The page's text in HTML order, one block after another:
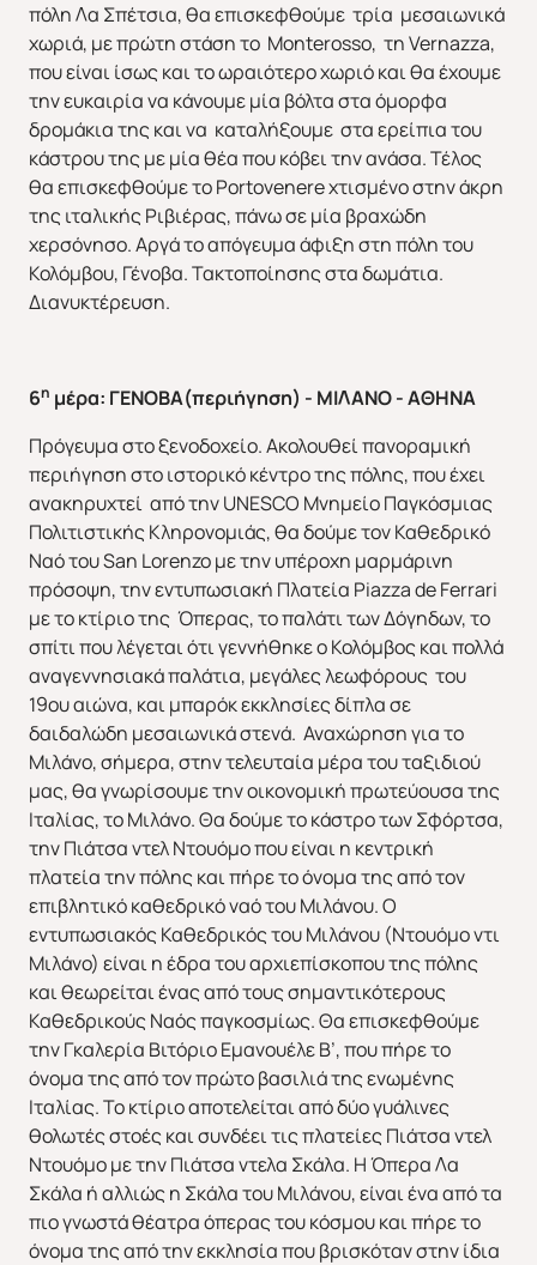
ΕΥΡΩΠΗ ΑΜΕΡΙΚΗ
πόλη Λα Σπέτσια, θα επισκεφθούμε τρία μεσαιωνικά
χωριά, με πρώτη στάση το Monterosso, τη Vernazza,
που είναι ίσως και το ωραιότερο χωριό και θα έχουμε
την ευκαιρία να κάνουμε μία βόλτα στα όμορφα
δρομάκια της και να καταλήξουμε στα ερείπια του
κάστρου της με μία θέα που κόβει την ανάσα. Τέλος
θα επισκεφθούμε το Portovenere χτισμένο στην άκρη
της ιταλικής Ριβιέρας, πάνω σε μία βραχώδη
χερσόνησο. Αργά το απόγευμα άφιξη στη πόλη του
Κολόμβου, Γένοβα. Τακτοποίησης στα δωμάτια.
Διανυκτέρευση.
6η μέρα: ΓΕΝΟΒΑ(περιήγηση) - ΜΙΛΑΝΟ - ΑΘΗΝΑ
Πρόγευμα στο ξενοδοχείο. Ακολουθεί πανοραμική
περιήγηση στο ιστορικό κέντρο της πόλης, που έχει
ανακηρυχτεί από την UNESCO Μνημείο Παγκόσμιας
Πολιτιστικής Κληρονομιάς, θα δούμε τον Καθεδρικό
Ναό του San Lorenzo με την υπέροχη μαρμάρινη
πρόσοψη, την εντυπωσιακή Πλατεία Ρiazza de Ferrari
με το κτίριο της Όπερας, το παλάτι των Δόγηδων, το
σπίτι που λέγεται ότι γεννήθηκε ο Κολόμβος και πολλά
αναγεννησιακά παλάτια, μεγάλες λεωφόρους του
19ου αιώνα, και μπαρόκ εκκλησίες δίπλα σε
δαιδαλώδη μεσαιωνικά στενά. Αναχώρηση για το
Μιλάνο, σήμερα, στην τελευταία μέρα του ταξιδιού
μας, θα γνωρίσουμε την οικονομική πρωτεύουσα της
Ιταλίας, το Μιλάνο. Θα δούμε το κάστρο των Σφόρτσα,
την Πιάτσα ντελ Ντουόμο που είναι η κεντρική
πλατεία την πόλης και πήρε το όνομα της από τον
επιβλητικό καθεδρικό ναό του Μιλάνου. Ο
εντυπωσιακός Καθεδρικός του Μιλάνου (Ντουόμο ντι
Μιλάνο) είναι η έδρα του αρχιεπίσκοπου της πόλης
και θεωρείται ένας από τους σημαντικότερους
Καθεδρικούς Ναός παγκοσμίως. Θα επισκεφθούμε
την Γκαλερία Βιτόριο Εμανουέλε Β’, που πήρε το
όνομα της από τον πρώτο βασιλιά της ενωμένης
Ιταλίας. Το κτίριο αποτελείται από δύο γυάλινες
θολωτές στοές και συνδέει τις πλατείες Πιάτσα ντελ
Ντουόμο με την Πιάτσα ντελα Σκάλα. Η Όπερα Λα
Σκάλα ή αλλιώς η Σκάλα του Μιλάνου, είναι ένα από τα
πιο γνωστά θέατρα όπερας του κόσμου και πήρε το
όνομα της από την εκκλησία που βρισκόταν στην ίδια